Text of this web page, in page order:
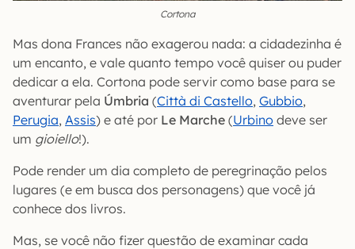
Cortona
Mas dona Frances não exagerou nada: a cidadezinha é
um encanto, e vale quanto tempo você quiser ou puder
dedicar a ela. Cortona pode servir como base para se
aventurar pela Úmbria (Città di Castello, Gubbio,
Perugia, Assis) e até por Le Marche (Urbino deve ser
um gioiello!).
Pode render um dia completo de peregrinação pelos
lugares (e em busca dos personagens) que você já
conhece dos livros.
Mas, se você não fizer questão de examinar cada